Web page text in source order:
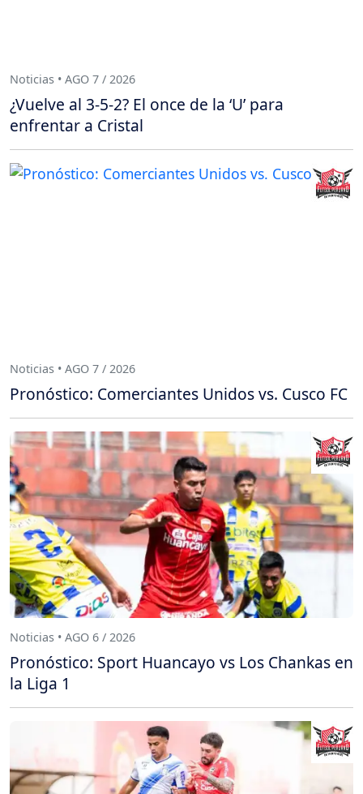
Noticias • AGO 7 / 2026
¿Vuelve al 3-5-2? El once de la ‘U’ para
enfrentar a Cristal
Noticias • AGO 7 / 2026
Pronóstico: Comerciantes Unidos vs. Cusco FC
Noticias • AGO 6 / 2026
Pronóstico: Sport Huancayo vs Los Chankas en
la Liga 1